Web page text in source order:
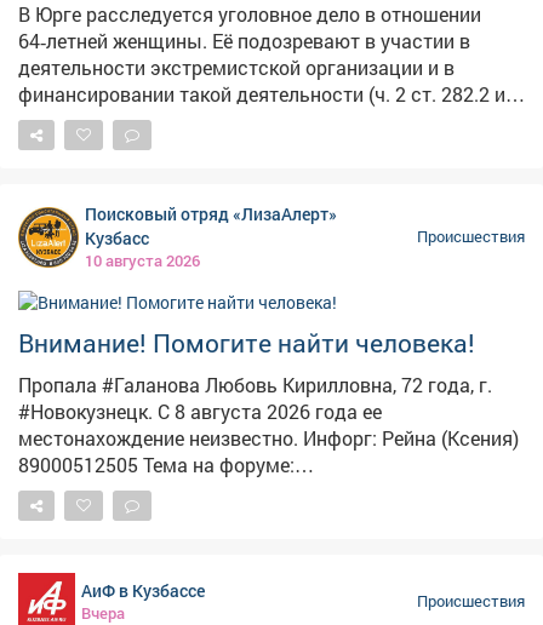
В Юрге расследуется уголовное дело в отношении
64‑летней женщины. Её подозревают в участии в
деятельности экстремистской организации и в
финансировании такой деятельности (ч. 2 ст. 282.2 и
ч. 1 ст. 282.3 УК РФ). Как установило следствие, с
ноября 2021 года по июнь 2023 года женщина
собрания общины, изучала его идеологию, а также
регулярно переводила деньги на счета одного из
организации. Сейчас следователи собирают и
закрепляют доказательства по делу. Фото:
ru.freepik.com
Поисковый отряд «ЛизаАлерт»
Кузбасс
10 августа 2026
Происшествия
Внимание! Помогите найти человека!
Пропала #Галанова Любовь Кирилловна, 72 года, г.
#Новокузнецк. С 8 августа 2026 года ее
местонахождение неизвестно. Инфорг: Рейна (Ксения)
89000512505 Тема на форуме:
https://lizaalert.org/forum/viewtopic.php?p=1176651
#ЛизаАлерт #ЛизаАлертКузбасс #ПропалЧеловек
АиФ в Кузбассе
Вчера
Происшествия